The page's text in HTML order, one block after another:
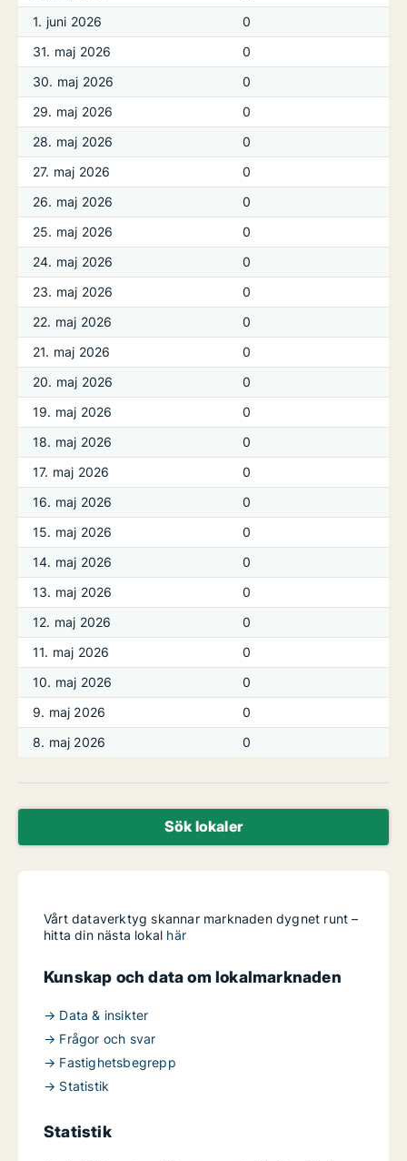
1. juni 2026
0
31. maj 2026
0
30. maj 2026
0
29. maj 2026
0
28. maj 2026
0
27. maj 2026
0
26. maj 2026
0
25. maj 2026
0
24. maj 2026
0
23. maj 2026
0
22. maj 2026
0
21. maj 2026
0
20. maj 2026
0
19. maj 2026
0
18. maj 2026
0
17. maj 2026
0
16. maj 2026
0
15. maj 2026
0
14. maj 2026
0
13. maj 2026
0
12. maj 2026
0
11. maj 2026
0
10. maj 2026
0
9. maj 2026
0
8. maj 2026
0
Sök lokaler
Vårt dataverktyg skannar marknaden dygnet runt –
hitta din nästa lokal här
Kunskap och data om lokalmarknaden
→ Data & insikter
→ Frågor och svar
→ Fastighetsbegrepp
→ Statistik
Statistik